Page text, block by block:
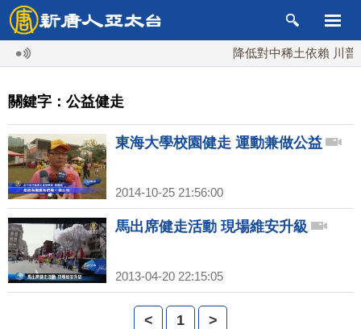
降低對中稀土依賴 川普
關鍵字：公益健走
東海大學校園健走 運動兼做公益
2014-10-25 21:56:00
馬出席健走活動 現場維安升級
2013-04-20 22:15:05
< 1 >